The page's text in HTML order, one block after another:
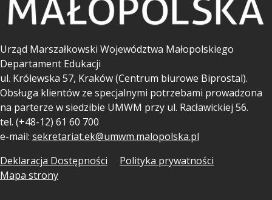
Urząd Marszałkowski Województwa Małopolskiego
Departament Edukacji
ul. Królewska 57, Kraków (Centrum biurowe Biprostal).
Obsługa klientów ze specjalnymi potrzebami prowadzona
na parterze w siedzibie UMWM przy ul. Racławickiej 56.
tel. (+48-12) 61 60 700
e-mail: sekretariat.ek@umwm.malopolska.pl
Deklaracja Dostępności
Polityka prywatności
Mapa strony